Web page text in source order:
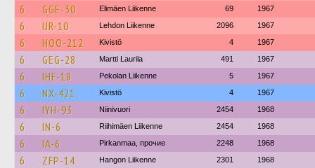
6 GGE-30 Elimäen Liikenne 69 1967
6 IJR-10 Lehdon Liikenne 2096 1967
6 HOO-212 Kivistö 4 1967
6 GEG-28 Martti Laurila 491 1967
6 IHF-18 Pekolan Liikenne 5 1967
6 NX-421 Kivistö 4 1967
6 IYH-93 Niinivuori 2454 1968
6 IN-6 Riihimäen Liikenne 2454 1968
6 IA-6 Pirkanmaa, прочие 2248 1968
6 ZFP-14 Hangon Liikenne 2301 1968